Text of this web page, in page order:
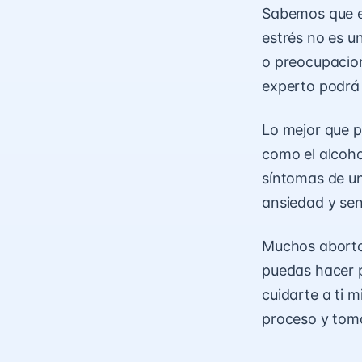
Sabemos que
estrés no es
o
experto
Lo mejor que
como el
síntomas de
ansiedad y
Muchos
puedas hacer
cuidarte a ti
proceso y